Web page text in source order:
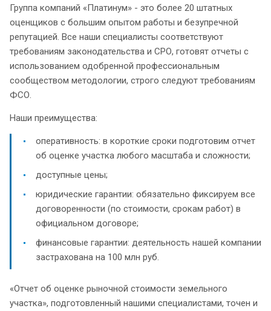
Группа компаний «Платинум» - это более 20 штатных
оценщиков с большим опытом работы и безупречной
репутацией. Все наши специалисты соответствуют
требованиям законодательства и СРО, готовят отчеты с
использованием одобренной профессиональным
сообществом методологии, строго следуют требованиям
ФСО.
Наши преимущества:
оперативность: в короткие сроки подготовим отчет
об оценке участка любого масштаба и сложности;
доступные цены;
юридические гарантии: обязательно фиксируем все
договоренности (по стоимости, срокам работ) в
официальном договоре;
финансовые гарантии: деятельность нашей компании
застрахована на 100 млн руб.
«Отчет об оценке рыночной стоимости земельного
участка», подготовленный нашими специалистами, точен и